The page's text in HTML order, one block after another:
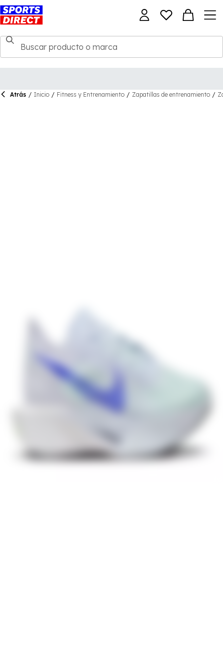
Atrás / Inicio / Fitness y Entrenamiento / Zapatillas de entrenamiento /